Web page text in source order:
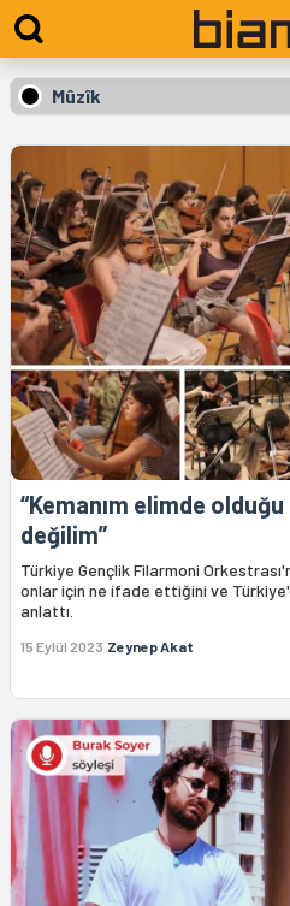
Mûzîk
“Kemanım elimde
değilim”
Türkiye Gençlik Filarmoni
onlar için ne ifade ettiğini ve
anlattı.
15 Eylül 2023 Zeynep Akat